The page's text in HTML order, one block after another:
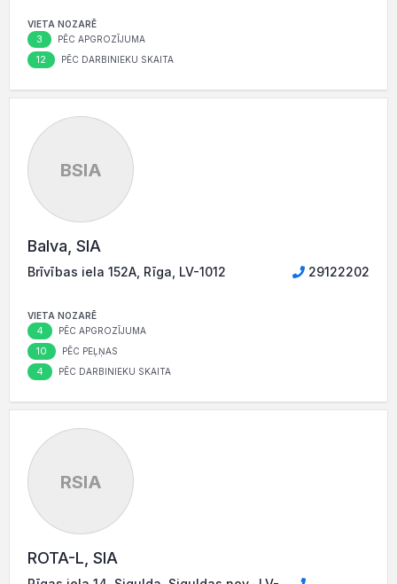
VIETA NOZARĒ
3 PĒC APGROZĪJUMA
12 PĒC DARBINIEKU SKAITA
BSIA
Balva, SIA
Brīvības iela 152A, Rīga, LV-1012 29122202
VIETA NOZARĒ
4 PĒC APGROZĪJUMA
10 PĒC PEĻŅAS
4 PĒC DARBINIEKU SKAITA
RSIA
ROTA-L, SIA